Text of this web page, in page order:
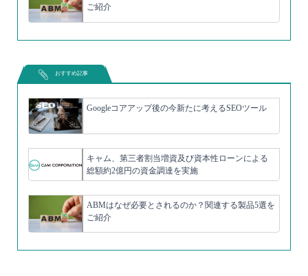
ご紹介
おすすめ記事
Googleコアアップ後の今新たに考えるSEOツール
キャム、第三者割当増資及び資本性ローンによる
総額約2億円の資金調達を実施
ABMはなぜ必要とされるのか？関連する製品5選を
ご紹介